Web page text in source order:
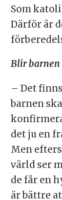
Som
Därför är
Blir
– Det
barnen
det ju en
Men
värld ser
de får en
är bättre